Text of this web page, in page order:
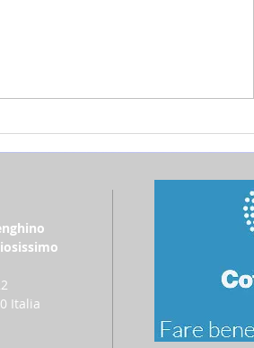
Italia